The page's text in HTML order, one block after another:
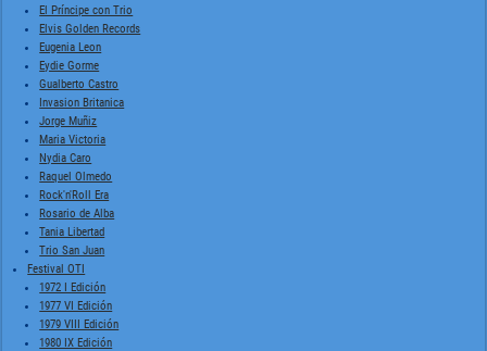
El Príncipe con Trio
Elvis Golden Records
Eugenia Leon
Eydie Gorme
Gualberto Castro
Invasion Britanica
Jorge Muñiz
Maria Victoria
Nydia Caro
Raquel Olmedo
Rock'n'Roll Era
Rosario de Alba
Tania Libertad
Trio San Juan
Festival OTI
1972 I Edición
1977 VI Edición
1979 VIII Edición
1980 IX Edición